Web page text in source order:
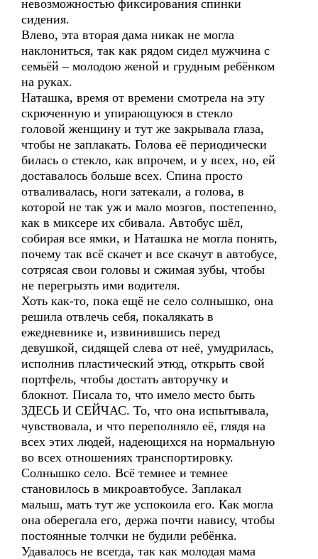
невозможностью фиксирования спинки
сидения.
Влево, эта вторая дама никак не могла
наклониться, так как рядом сидел мужчина с
семьёй – молодою женой и грудным ребёнком
на руках.
Наташка, время от времени смотрела на эту
скрюченную и упирающуюся в стекло
головой женщину и тут же закрывала глаза,
чтобы не заплакать. Голова её периодически
билась о стекло, как впрочем, и у всех, но, ей
доставалось больше всех. Спина просто
отваливалась, ноги затекали, а голова, в
которой не так уж и мало мозгов, постепенно,
как в миксере их сбивала. Автобус шёл,
собирая все ямки, и Наташка не могла понять,
почему так всё скачет и все скачут в автобусе,
сотрясая свои головы и сжимая зубы, чтобы
не перегрызть ими водителя.
Хоть как-то, пока ещё не село солнышко, она
решила отвлечь себя, покалякать в
ежедневнике и, извинившись перед
девушкой, сидящей слева от неё, умудрилась,
исполнив пластический этюд, открыть свой
портфель, чтобы достать авторучку и
блокнот. Писала то, что имело место быть
ЗДЕСЬ И СЕЙЧАС. То, что она испытывала,
чувствовала, и что переполняло её, глядя на
всех этих людей, надеющихся на нормальную
во всех отношениях транспортировку.
Солнышко село. Всё темнее и темнее
становилось в микроавтобусе. Заплакал
малыш, мать тут же успокоила его. Как могла
она оберегала его, держа почти навису, чтобы
постоянные толчки не будили ребёнка.
Удавалось не всегда, так как молодая мама